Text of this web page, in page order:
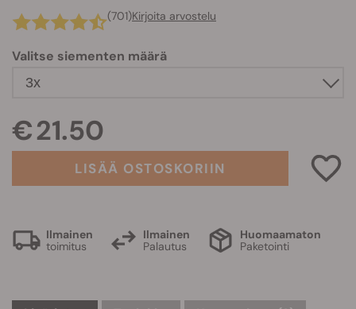
(701)Kirjoita arvostelu
Valitse siementen määrä
€ 21.50
LISÄÄ OSTOSKORIIN
Ilmainen
toimitus
Ilmainen
Palautus
Huomaamaton
Paketointi